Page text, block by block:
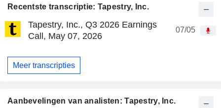
Recentste transcriptie: Tapestry, Inc.
Tapestry, Inc., Q3 2026 Earnings
Call, May 07, 2026
07/05
Meer transcripties
Aanbevelingen van analisten: Tapestry, Inc.